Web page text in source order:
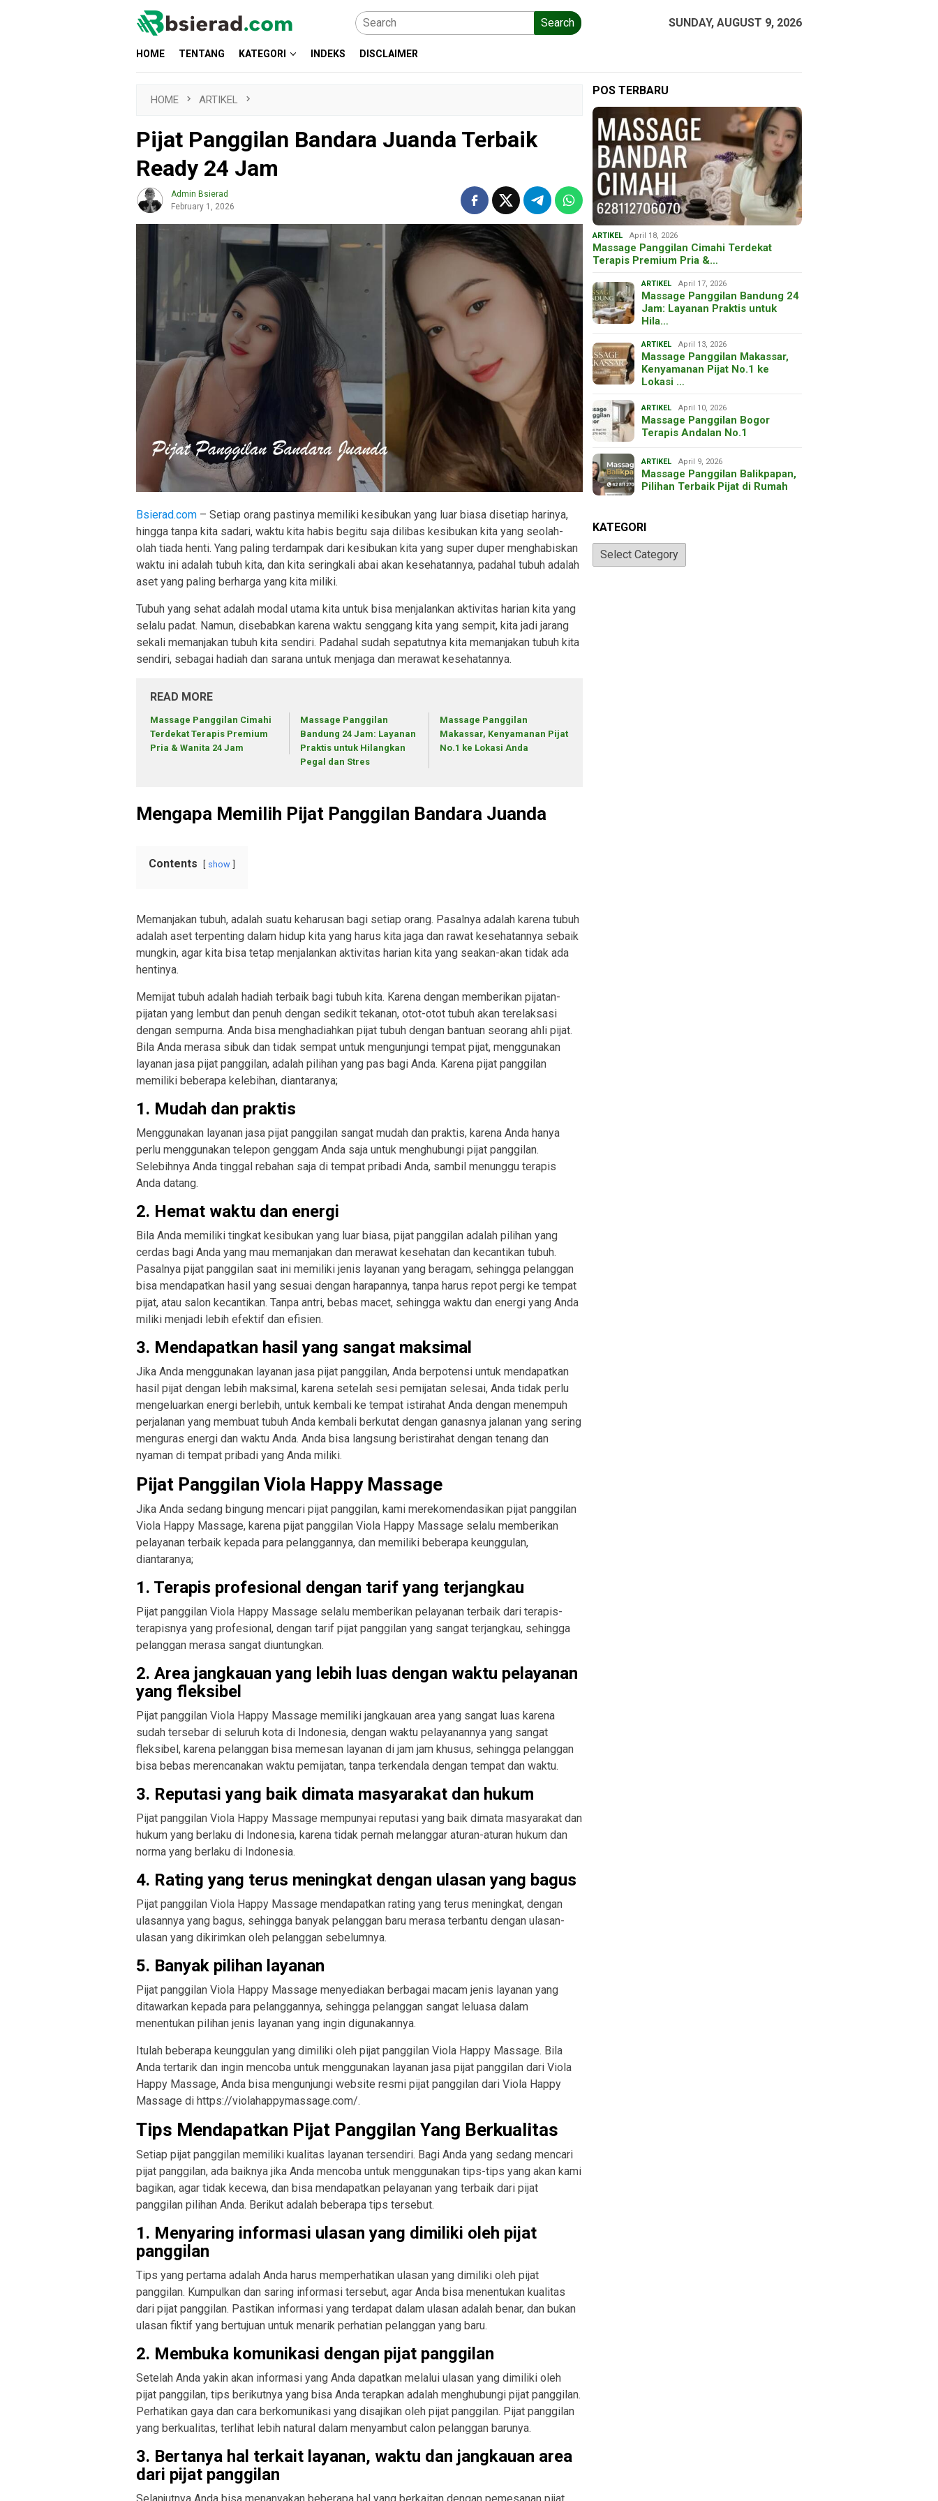
Search SUNDAY, AUGUST 9, 2026
HOME TENTANG KATEGORI INDEKS DISCLAIMER
HOME ARTIKEL
Pijat Panggilan Bandara Juanda Terbaik
Ready 24 Jam
Admin Bsierad
February 1, 2026
Bsierad.com – Setiap orang pastinya memiliki kesibukan yang luar biasa disetiap harinya,
hingga tanpa kita sadari, waktu kita habis begitu saja dilibas kesibukan kita yang seolah-
olah tiada henti. Yang paling terdampak dari kesibukan kita yang super duper menghabiskan
waktu ini adalah tubuh kita, dan kita seringkali abai akan kesehatannya, padahal tubuh adalah
aset yang paling berharga yang kita miliki.
Tubuh yang sehat adalah modal utama kita untuk bisa menjalankan aktivitas harian kita yang
selalu padat. Namun, disebabkan karena waktu senggang kita yang sempit, kita jadi jarang
sekali memanjakan tubuh kita sendiri. Padahal sudah sepatutnya kita memanjakan tubuh kita
sendiri, sebagai hadiah dan sarana untuk menjaga dan merawat kesehatannya.
READ MORE
Massage Panggilan Cimahi
Terdekat Terapis Premium
Pria & Wanita 24 Jam
Massage Panggilan
Bandung 24 Jam: Layanan
Praktis untuk Hilangkan
Pegal dan Stres
Massage Panggilan
Makassar, Kenyamanan Pijat
No.1 ke Lokasi Anda
Mengapa Memilih Pijat Panggilan Bandara Juanda
Contents show
Memanjakan tubuh, adalah suatu keharusan bagi setiap orang. Pasalnya adalah karena tubuh
adalah aset terpenting dalam hidup kita yang harus kita jaga dan rawat kesehatannya sebaik
mungkin, agar kita bisa tetap menjalankan aktivitas harian kita yang seakan-akan tidak ada
hentinya.
Memijat tubuh adalah hadiah terbaik bagi tubuh kita. Karena dengan memberikan pijatan-
pijatan yang lembut dan penuh dengan sedikit tekanan, otot-otot tubuh akan terelaksasi
dengan sempurna. Anda bisa menghadiahkan pijat tubuh dengan bantuan seorang ahli pijat.
Bila Anda merasa sibuk dan tidak sempat untuk mengunjungi tempat pijat, menggunakan
layanan jasa pijat panggilan, adalah pilihan yang pas bagi Anda. Karena pijat panggilan
memiliki beberapa kelebihan, diantaranya;
1. Mudah dan praktis
Menggunakan layanan jasa pijat panggilan sangat mudah dan praktis, karena Anda hanya
perlu menggunakan telepon genggam Anda saja untuk menghubungi pijat panggilan.
Selebihnya Anda tinggal rebahan saja di tempat pribadi Anda, sambil menunggu terapis
Anda datang.
2. Hemat waktu dan energi
Bila Anda memiliki tingkat kesibukan yang luar biasa, pijat panggilan adalah pilihan yang
cerdas bagi Anda yang mau memanjakan dan merawat kesehatan dan kecantikan tubuh.
Pasalnya pijat panggilan saat ini memiliki jenis layanan yang beragam, sehingga pelanggan
bisa mendapatkan hasil yang sesuai dengan harapannya, tanpa harus repot pergi ke tempat
pijat, atau salon kecantikan. Tanpa antri, bebas macet, sehingga waktu dan energi yang Anda
miliki menjadi lebih efektif dan efisien.
3. Mendapatkan hasil yang sangat maksimal
Jika Anda menggunakan layanan jasa pijat panggilan, Anda berpotensi untuk mendapatkan
hasil pijat dengan lebih maksimal, karena setelah sesi pemijatan selesai, Anda tidak perlu
mengeluarkan energi berlebih, untuk kembali ke tempat istirahat Anda dengan menempuh
perjalanan yang membuat tubuh Anda kembali berkutat dengan ganasnya jalanan yang sering
menguras energi dan waktu Anda. Anda bisa langsung beristirahat dengan tenang dan
nyaman di tempat pribadi yang Anda miliki.
Pijat Panggilan Viola Happy Massage
Jika Anda sedang bingung mencari pijat panggilan, kami merekomendasikan pijat panggilan
Viola Happy Massage, karena pijat panggilan Viola Happy Massage selalu memberikan
pelayanan terbaik kepada para pelanggannya, dan memiliki beberapa keunggulan,
diantaranya;
1. Terapis profesional dengan tarif yang terjangkau
Pijat panggilan Viola Happy Massage selalu memberikan pelayanan terbaik dari terapis-
terapisnya yang profesional, dengan tarif pijat panggilan yang sangat terjangkau, sehingga
pelanggan merasa sangat diuntungkan.
2. Area jangkauan yang lebih luas dengan waktu pelayanan
yang fleksibel
Pijat panggilan Viola Happy Massage memiliki jangkauan area yang sangat luas karena
sudah tersebar di seluruh kota di Indonesia, dengan waktu pelayanannya yang sangat
fleksibel, karena pelanggan bisa memesan layanan di jam jam khusus, sehingga pelanggan
bisa bebas merencanakan waktu pemijatan, tanpa terkendala dengan tempat dan waktu.
3. Reputasi yang baik dimata masyarakat dan hukum
Pijat panggilan Viola Happy Massage mempunyai reputasi yang baik dimata masyarakat dan
hukum yang berlaku di Indonesia, karena tidak pernah melanggar aturan-aturan hukum dan
norma yang berlaku di Indonesia.
4. Rating yang terus meningkat dengan ulasan yang bagus
Pijat panggilan Viola Happy Massage mendapatkan rating yang terus meningkat, dengan
ulasannya yang bagus, sehingga banyak pelanggan baru merasa terbantu dengan ulasan-
ulasan yang dikirimkan oleh pelanggan sebelumnya.
5. Banyak pilihan layanan
Pijat panggilan Viola Happy Massage menyediakan berbagai macam jenis layanan yang
ditawarkan kepada para pelanggannya, sehingga pelanggan sangat leluasa dalam
menentukan pilihan jenis layanan yang ingin digunakannya.
Itulah beberapa keunggulan yang dimiliki oleh pijat panggilan Viola Happy Massage. Bila
Anda tertarik dan ingin mencoba untuk menggunakan layanan jasa pijat panggilan dari Viola
Happy Massage, Anda bisa mengunjungi website resmi pijat panggilan dari Viola Happy
Massage di https://violahappymassage.com/.
Tips Mendapatkan Pijat Panggilan Yang Berkualitas
Setiap pijat panggilan memiliki kualitas layanan tersendiri. Bagi Anda yang sedang mencari
pijat panggilan, ada baiknya jika Anda mencoba untuk menggunakan tips-tips yang akan kami
bagikan, agar tidak kecewa, dan bisa mendapatkan pelayanan yang terbaik dari pijat
panggilan pilihan Anda. Berikut adalah beberapa tips tersebut.
1. Menyaring informasi ulasan yang dimiliki oleh pijat
panggilan
Tips yang pertama adalah Anda harus memperhatikan ulasan yang dimiliki oleh pijat
panggilan. Kumpulkan dan saring informasi tersebut, agar Anda bisa menentukan kualitas
dari pijat panggilan. Pastikan informasi yang terdapat dalam ulasan adalah benar, dan bukan
ulasan fiktif yang bertujuan untuk menarik perhatian pelanggan yang baru.
2. Membuka komunikasi dengan pijat panggilan
Setelah Anda yakin akan informasi yang Anda dapatkan melalui ulasan yang dimiliki oleh
pijat panggilan, tips berikutnya yang bisa Anda terapkan adalah menghubungi pijat panggilan.
Perhatikan gaya dan cara berkomunikasi yang disajikan oleh pijat panggilan. Pijat panggilan
yang berkualitas, terlihat lebih natural dalam menyambut calon pelanggan barunya.
3. Bertanya hal terkait layanan, waktu dan jangkauan area
dari pijat panggilan
POS TERBARU
ARTIKEL April 18, 2026
Massage Panggilan Cimahi Terdekat
Terapis Premium Pria &…
ARTIKEL April 17, 2026
Massage Panggilan Bandung 24
Jam: Layanan Praktis untuk
Hila…
ARTIKEL April 13, 2026
Massage Panggilan Makassar,
Kenyamanan Pijat No.1 ke
Lokasi …
ARTIKEL April 10, 2026
Massage Panggilan Bogor
Terapis Andalan No.1
ARTIKEL April 9, 2026
Massage Panggilan Balikpapan,
Pilihan Terbaik Pijat di Rumah
KATEGORI
Kategori